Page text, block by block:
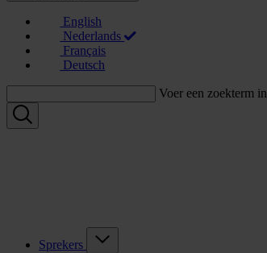
English
Nederlands
Français
Deutsch
Voer een zoekterm
Sprekers